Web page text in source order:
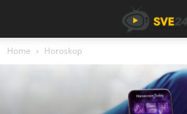
Home Horoskop